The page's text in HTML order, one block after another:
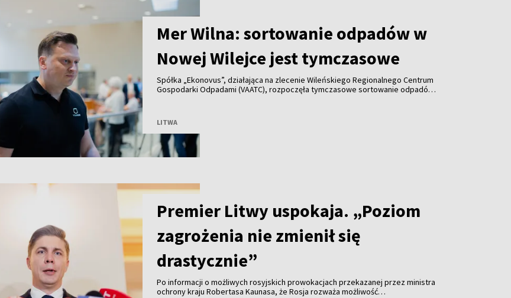
Mer Wilna: sortowanie odpadów w
Nowej Wilejce jest tymczasowe
Spółka „Ekonovus”, działająca na zlecenie Wileńskiego Regionalnego Centrum
Gospodarki Odpadami (VAATC), rozpoczęła tymczasowe sortowanie odpadów
tymczasowe, a odpady zostaną stamtąd usunięte w ciągu pięciu–ośmiu
tygodni.
LITWA
Premier Litwy uspokaja. „Poziom
zagrożenia nie zmienił się
drastycznie”
Po informacji o możliwych rosyjskich prowokacjach przekazanej przez ministra
ochrony kraju Robertasa Kaunasa, że Rosja rozważa możliwość